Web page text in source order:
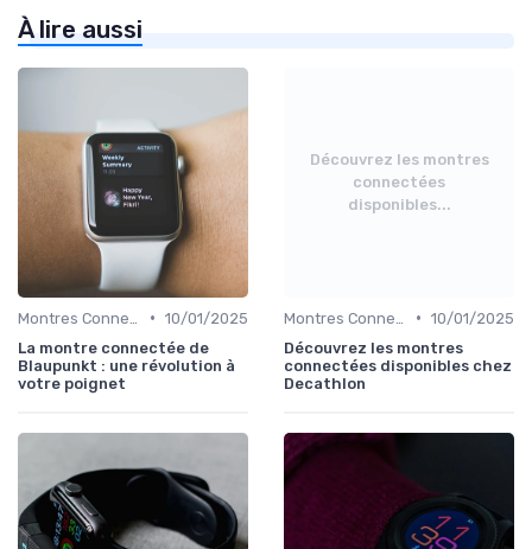
À lire aussi
• 10/01/2025
La montre connectée de
Blaupunkt : une révolution à
votre poignet
Découvrez les montres
connectées
disponibles...
• 10/01/2025
Découvrez les montres
connectées disponibles chez
Decathlon